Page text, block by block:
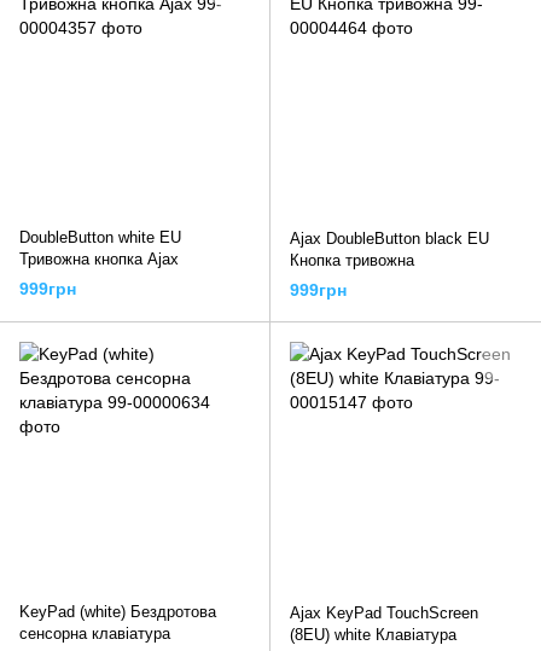
DoubleButton white EU
Тривожна кнопка Ajax
999грн
Ajax DoubleButton black EU
Кнопка тривожна
999грн
KeyPad (white) Бездротова
сенсорна клавіатура
Ajax KeyPad TouchScreen
(8EU) white Клавіатура